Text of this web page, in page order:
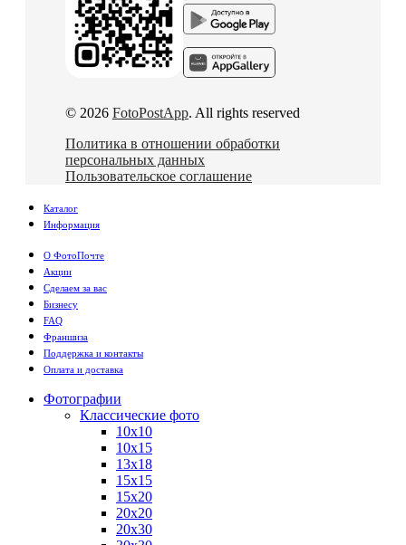
© 2026 FotoPostApp. All rights reserved
Политика в отношении обработки
персональных данных
Пользовательское соглашение
Каталог
Информация
О ФотоПочте
Акции
Сделаем за вас
Бизнесу
FAQ
Франшиза
Поддержка и контакты
Оплата и доставка
Фотографии
Классические фото
10х10
10х15
13х18
15х15
15х20
20х20
20х30